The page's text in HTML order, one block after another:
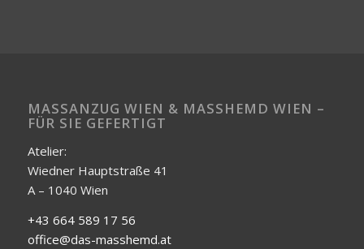
MASSANZUG WIEN & MASSHEMD WIEN – FÜ
R SIE GEFERTIGT
Atelier:
Wiedner Hauptstraße 41
A – 1040 Wien
+43 664 589 17 56
office@das-masshemd.at